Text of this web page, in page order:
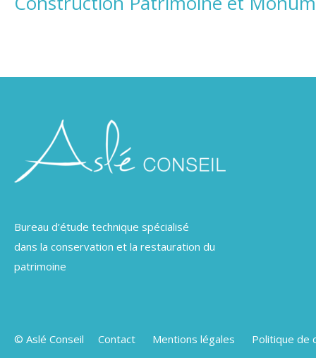
Bureau d’étude technique spécialisé
dans la conservation et la restauration du
patrimoine
© Aslé Conseil Contact Mentions légales Politique de